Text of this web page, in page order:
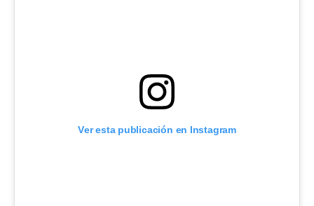
Ver esta publicación en Instagram